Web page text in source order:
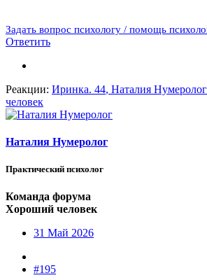
Задать вопрос психологу / помощь
Ответить
Реакции: Иринка. 44, Наталия Нумеролог
человек
Наталия Нумеролог
Практический психолог
Команда форума
Хороший человек
31 Май 2026
#195